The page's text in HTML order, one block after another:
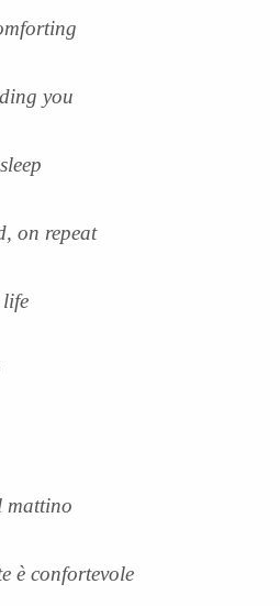
you
on repeat
mattino
è confortevole